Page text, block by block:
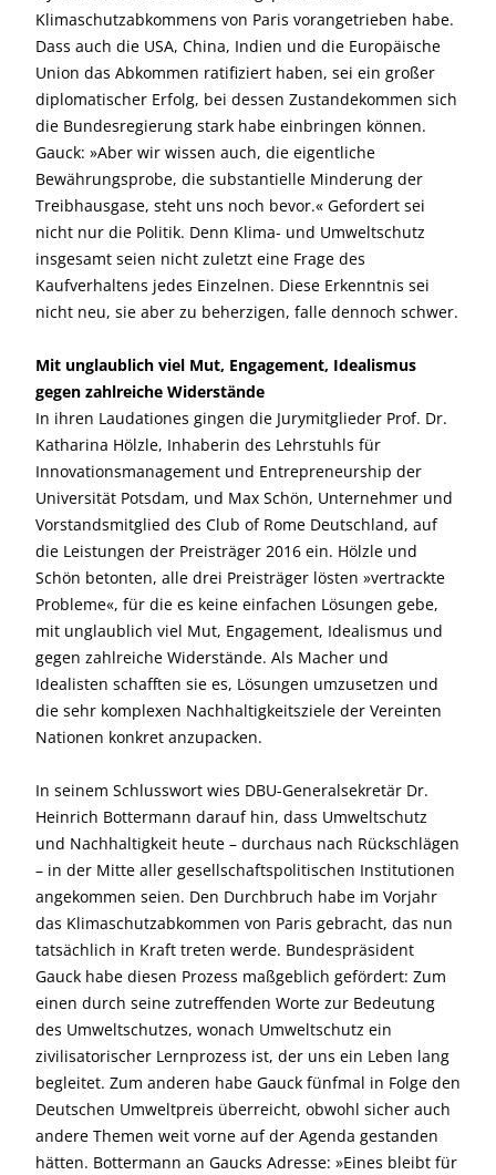
Klimaschutzabkommens von Paris vorangetrieben habe.
Dass auch die USA, China, Indien und die Europäische
Union das Abkommen ratifiziert haben, sei ein großer
diplomatischer Erfolg, bei dessen Zustandekommen sich
die Bundesregierung stark habe einbringen können.
Gauck: »Aber wir wissen auch, die eigentliche
Bewährungsprobe, die substantielle Minderung der
Treibhausgase, steht uns noch bevor.« Gefordert sei
nicht nur die Politik. Denn Klima- und Umweltschutz
insgesamt seien nicht zuletzt eine Frage des
Kaufverhaltens jedes Einzelnen. Diese Erkenntnis sei
nicht neu, sie aber zu beherzigen, falle dennoch schwer.
Mit unglaublich viel Mut, Engagement, Idealismus
gegen zahlreiche Widerstände
In ihren Laudationes gingen die Jurymitglieder Prof. Dr.
Katharina Hölzle, Inhaberin des Lehrstuhls für
Innovationsmanagement und Entrepreneurship der
Universität Potsdam, und Max Schön, Unternehmer und
Vorstandsmitglied des Club of Rome Deutschland, auf
die Leistungen der Preisträger 2016 ein. Hölzle und
Schön betonten, alle drei Preisträger lösten »vertrackte
Probleme«, für die es keine einfachen Lösungen gebe,
mit unglaublich viel Mut, Engagement, Idealismus und
gegen zahlreiche Widerstände. Als Macher und
Idealisten schafften sie es, Lösungen umzusetzen und
die sehr komplexen Nachhaltigkeitsziele der Vereinten
Nationen konkret anzupacken.
In seinem Schlusswort wies DBU-Generalsekretär Dr.
Heinrich Bottermann darauf hin, dass Umweltschutz
und Nachhaltigkeit heute – durchaus nach Rückschlägen
– in der Mitte aller gesellschaftspolitischen Institutionen
angekommen seien. Den Durchbruch habe im Vorjahr
das Klimaschutzabkommen von Paris gebracht, das nun
tatsächlich in Kraft treten werde. Bundespräsident
Gauck habe diesen Prozess maßgeblich gefördert: Zum
einen durch seine zutreffenden Worte zur Bedeutung
des Umweltschutzes, wonach Umweltschutz ein
zivilisatorischer Lernprozess ist, der uns ein Leben lang
begleitet. Zum anderen habe Gauck fünfmal in Folge den
Deutschen Umweltpreis überreicht, obwohl sicher auch
andere Themen weit vorne auf der Agenda gestanden
hätten. Bottermann an Gaucks Adresse: »Eines bleibt für